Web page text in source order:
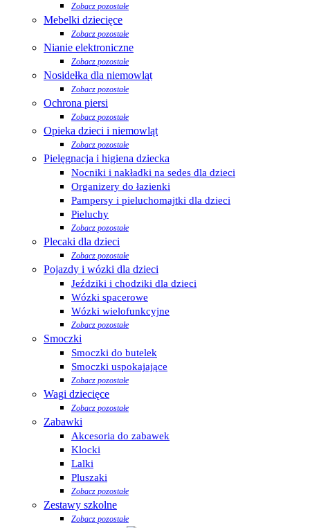
Zobacz pozostałe
Mebelki dziecięce
Zobacz pozostałe
Nianie elektroniczne
Zobacz pozostałe
Nosidełka dla niemowląt
Zobacz pozostałe
Ochrona piersi
Zobacz pozostałe
Opieka dzieci i niemowląt
Zobacz pozostałe
Pielęgnacja i higiena dziecka
Nocniki i nakładki na sedes dla dzieci
Organizery do łazienki
Pampersy i pieluchomajtki dla dzieci
Pieluchy
Zobacz pozostałe
Plecaki dla dzieci
Zobacz pozostałe
Pojazdy i wózki dla dzieci
Jeździki i chodziki dla dzieci
Wózki spacerowe
Wózki wielofunkcyjne
Zobacz pozostałe
Smoczki
Smoczki do butelek
Smoczki uspokajające
Zobacz pozostałe
Wagi dziecięce
Zobacz pozostałe
Zabawki
Akcesoria do zabawek
Klocki
Lalki
Pluszaki
Zobacz pozostałe
Zestawy szkolne
Zobacz pozostałe